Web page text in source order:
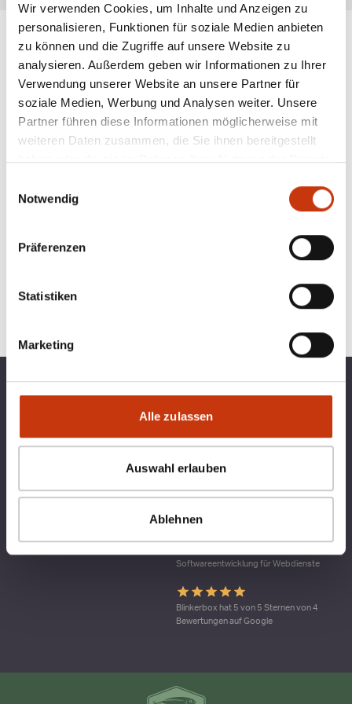
Wir verwenden Cookies, um Inhalte und Anzeigen zu
personalisieren, Funktionen für soziale Medien anbieten
zu können und die Zugriffe auf unsere Website zu
analysieren. Außerdem geben wir Informationen zu Ihrer
Verwendung unserer Website an unsere Partner für
soziale Medien, Werbung und Analysen weiter. Unsere
Partner führen diese Informationen möglicherweise mit
weiteren Daten zusammen, die Sie ihnen bereitgestellt
haben oder die sie im Rahmen Ihrer Nutzung der Dienste
Notwendig
Präferenzen
Statistiken
Marketing
Alle zulassen
Auswahl erlauben
Ablehnen
ANGESAGTE
ANGELAUSRÜSTUNG
TOP KATEGORIEN BLINKERBOX
Qualitätsmanagement bei blinkerbox.de –
agital.online GmbH ist nach DIN ISO 9001
Softwareentwicklung für Webdienste
Blinkerbox hat 5 von 5 Sternen von 4
Bewertungen auf Google